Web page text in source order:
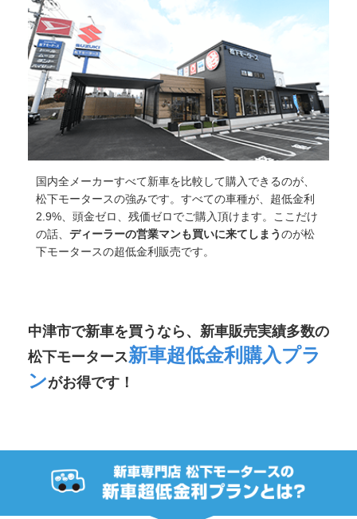
国内全メーカーすべて新車を比較して購入できるのが、
松下モータースの強みです。すべての車種が、超低金利
2.9%、頭金ゼロ、残価ゼロでご購入頂けます。ここだけ
の話、 ディーラーの営業マンも買いに来てしまうのが松
下モータースの超低金利販売です。
中津市で新車を買うなら、新車販売実績多数の
松下モータース新車超低金利購入プラ
ンがお得です！